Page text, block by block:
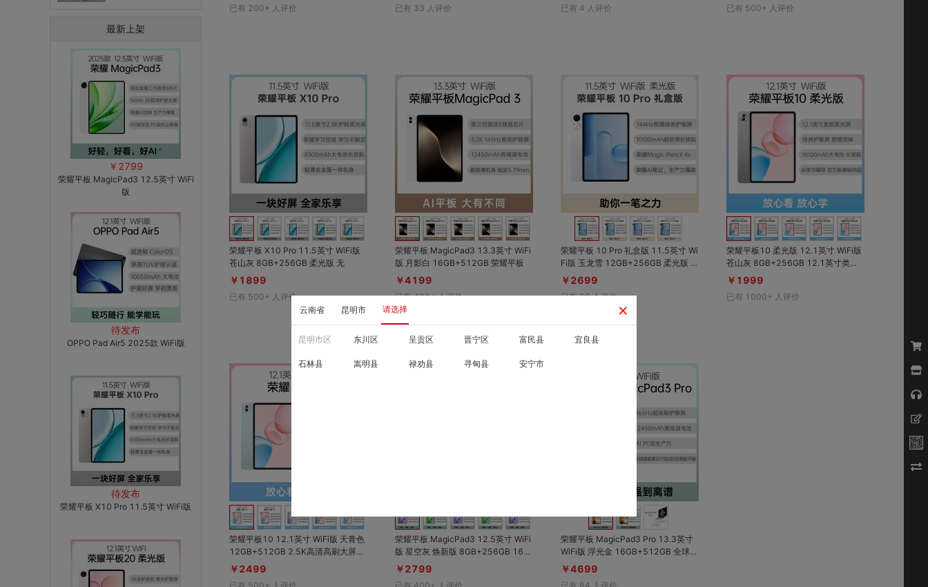
×
云南省 昆明市 请选择
昆明市区 东川区 呈贡区 晋宁区 富民县 宜良县
石林县 嵩明县 禄劝县 寻甸县 安宁市
最新上架
￥2799
荣耀平板 MagicPad3 12.5英寸 WiFi
版
待发布
OPPO Pad Air5 2025款 WiFi版
待发布
荣耀平板 X10 Pro 11.5英寸 WiFi版
畅联苹果生态（柔光版支持绿洲护
已有 200+ 人评价
骁龙8；轻松安全养虾
已有 33 人评价
内容+家长远程控制
已有 4 人评价
1英寸护眼全面屏，瀑布流观感，顺滑
已有 500+ 人评价
荣耀平板 X10 Pro 11.5英寸 WiFi版
苍山灰 8GB+256GB 柔光版 无
￥1899
已有 500+ 人评价
荣耀平板 MagicPad3 13.3英寸 WiFi
版 月影白 16GB+512GB 荣耀平板
￥4199
已有400+人评价
荣耀平板 10 Pro 礼盒版 11.5英寸 Wi
Fi版 玉龙雪 12GB+256GB 柔光版 内
置荣耀Magic-Pencil 4s，实体笔身
AX影院；10100mAh超轻薄长续
航；荣耀AI笔记，学习六边形战神；P
C级 WPS Office，轻松学习
￥2699
已有66人评价
荣耀平板10 柔光版 12.1英寸 WiFi版
苍山灰 8GB+256GB 12.1英寸类纸
柔光屏；绿洲护眼屏舒缓双眸；1010
新课标内容
￥1999
已有 1000+ 人评价
荣耀平板10 12.1英寸 WiFi版 天青色
12GB+512GB 2.5K高清高刷大屏；
10100mAh轻薄大电池；第三代骁龙
￥2499
荣耀平板 MagicPad3 12.5英寸 WiFi
版 星空灰 焕新版 8GB+256GB 165
Hz 3K超清护眼大屏；满血版第三代
￥2799
荣耀平板 MagicPad3 Pro 13.3英寸
WiFi版 浮光金 16GB+512GB 全球首
款第五代骁龙8至尊版平板；13.3英
￥4699